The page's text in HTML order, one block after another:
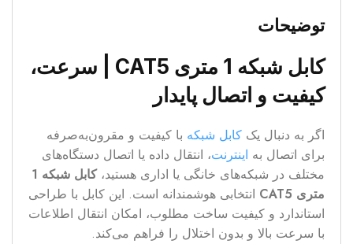
توضیحات
کابل شبکه 1 متری CAT5 | سرعت،
کیفیت و اتصال پایدار
اگر به دنبال یک کابل شبکه با کیفیت و مقرون‌به‌صرفه
برای اتصال به اینترنت، انتقال داده یا اتصال دستگاه‌های
مختلف در شبکه‌های خانگی یا اداری هستید،
کابل شبکه 1
متری CAT5
انتخابی هوشمندانه است. این کابل با طراحی
استاندارد و کیفیت ساخت مطلوب، امکان انتقال اطلاعات
با سرعت بالا و بدون اختلال را فراهم می‌کند.